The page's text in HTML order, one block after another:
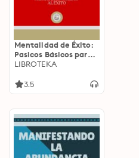
Mentalidad de Éxito:
Pasicos Básicos para
comenzar a buscar el
LIBROTEKA
3.5